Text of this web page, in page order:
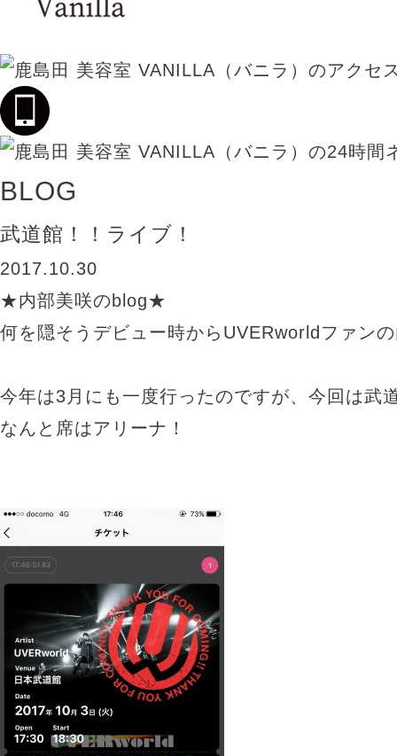
BLOG
武道館！！ライブ！
2017.10.30
★内部美咲のblog★
何を隠そうデビュー時からUVERworldファン
今年は3月にも一度行ったのですが、今回は武
なんと席はアリーナ！